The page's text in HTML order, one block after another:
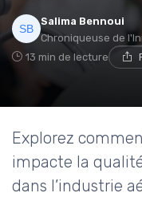
Salima Bennoui
Chroniqueuse de
13 min de lecture
Explorez
impacte la
dans l’industrie